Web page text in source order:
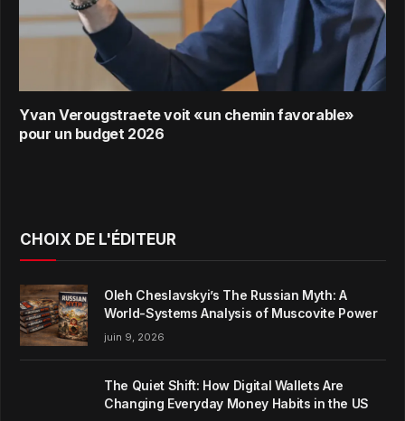
Yvan Verougstraete voit «un chemin favorable»
pour un budget 2026
CHOIX DE L'ÉDITEUR
Oleh Cheslavskyi’s The Russian Myth: A
World-Systems Analysis of Muscovite Power
juin 9, 2026
The Quiet Shift: How Digital Wallets Are
Changing Everyday Money Habits in the US